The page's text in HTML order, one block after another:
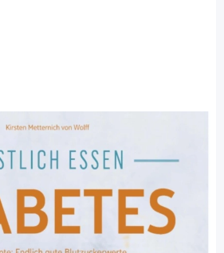
Diabetes - 115 Rezepte:
/ 1 Buch